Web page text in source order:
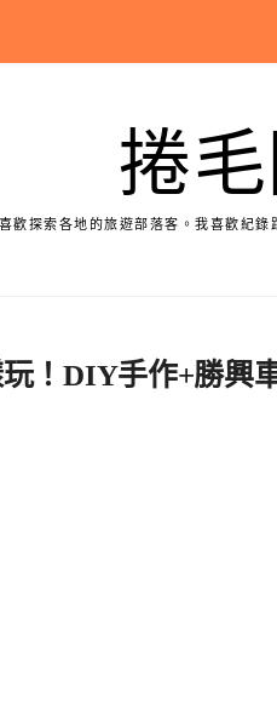
捲
歡探索各地的旅遊部落客。我喜歡紀
！DIY手作+勝興